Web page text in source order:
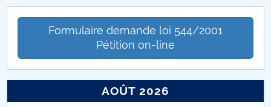
Formulaire demande loi 544/2001
Pétition on-line
AOÛT 2026